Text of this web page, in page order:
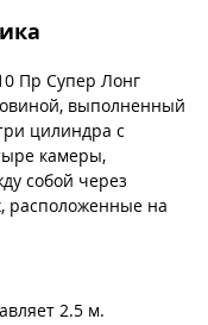
Пр Супер Лонг
выполненный
цилиндра с
камеры,
собой через
расположенные на
2.5 м.